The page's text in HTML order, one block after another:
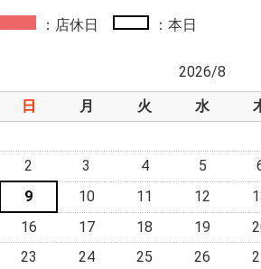
：店休日 ：本日
2026/8
日
月 火 水
2
3 4 5
9
10 11 12
16
17 18 19
23
24 25 26